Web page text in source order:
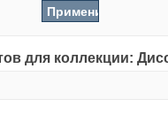
для коллекции: